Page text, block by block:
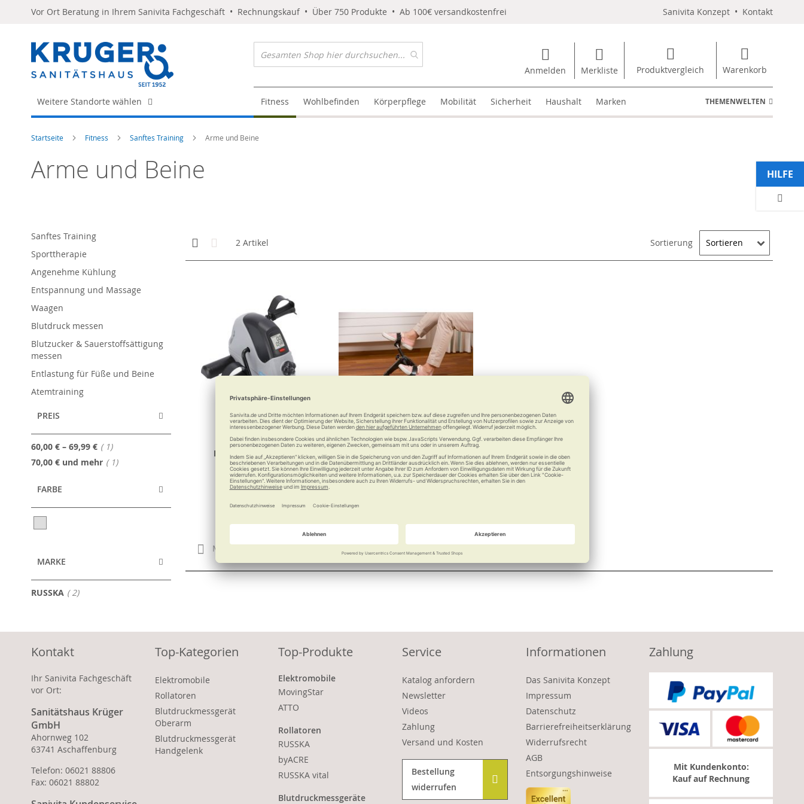
Vor Ort Beratung in Ihrem Sanivita Fachgeschäft • Rechnungskauf • Über 750 Produkte • Ab 100€ versandkostenfrei Sanivita Konzept • Kontakt
Anmelden Merkliste Produktvergleich Warenkorb
Weitere Standorte wählen Fitness Wohlbefinden Körperpflege Mobilität Sicherheit Haushalt Marken THEMENWELTEN
Startseite Fitness Sanftes Training Arme und Beine
Arme und Beine
Anzeigen
als
Kachelansicht
2 Artikel Sortierung
RUSSKA Mini-Trimmer
Zu Hause fit bleiben
79,90 €
Merken Vergleichen
RUSSKA Mobilitätstrainer
Kompakter Kurbel-Knirps
69,90 €
Merken Vergleichen
Sanftes Training
Sporttherapie
Angenehme Kühlung
Entspannung und Massage
Waagen
Blutdruck messen
Blutzucker & Sauerstoffsättigung
messen
Entlastung für Füße und Beine
Atemtraining
PREIS
60,00 € – 69,99 € 1Artikel
70,00 € und mehr 1Artikel
FARBE
MARKE
RUSSKA 2Artikel
HILFE
Kontakt
Ihr Sanivita Fachgeschäft
vor Ort:
Sanitätshaus Krüger
GmbH
Ahornweg 102
63741 Aschaffenburg
Telefon: 06021 88806
Fax: 06021 88802
Top-Kategorien
Elektromobile
Rollatoren
Blutdruckmessgerät
Oberarm
Blutdruckmessgerät
Handgelenk
Top-Produkte
Elektromobile
MovingStar
ATTO
Rollatoren
RUSSKA
byACRE
RUSSKA vital
Blutdruckmessgeräte
Service
Katalog anfordern
Newsletter
Videos
Zahlung
Versand und Kosten
Bestellung
widerrufen
Informationen
Das Sanivita Konzept
Impressum
Datenschutz
Barrierefreiheitserklärung
Widerrufsrecht
AGB
Entsorgungshinweise
Zahlung
Mit Kundenkonto:
Kauf auf Rechnung